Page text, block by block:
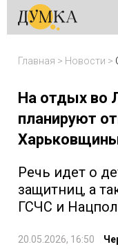
Главная > Новости >
На отдых во
планируют
Речь идет о
защитниц, а
ГСЧС и
20.05.2026, 16:50